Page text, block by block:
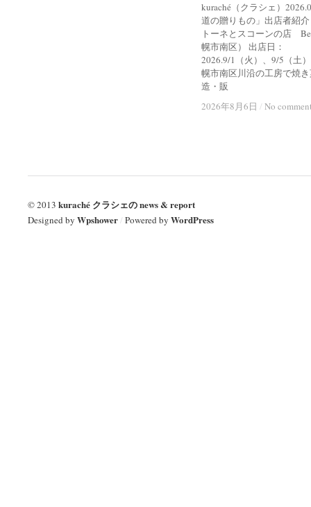
kuraché（クラシェ）
道の贈りもの」出店者紹
トーネとスコーンの店
幌市南区） 出店日：
2026.9/1（火）、9/5（土
幌市南区川沿の工房で焼
造・販
2026年8月6日 / No
2026年8月6日 / No
© 2013 kuraché クラシェの news & report
Designed by Wpshower/ Powered by WordPress